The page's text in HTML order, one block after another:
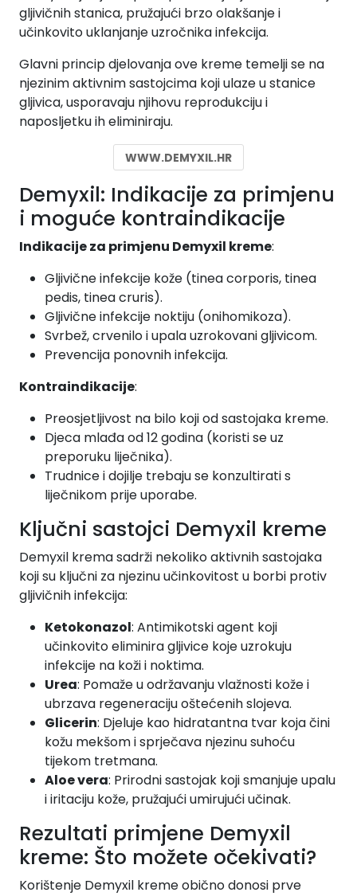
gljivičnih stanica, pružajući brzo olakšanje i
učinkovito uklanjanje uzročnika infekcija.
Glavni princip djelovanja ove kreme temelji se na
njezinim aktivnim sastojcima koji ulaze u stanice
gljivica, usporavaju njihovu reprodukciju i
naposljetku ih eliminiraju.
WWW.DEMYXIL.HR
Demyxil: Indikacije za primjenu
i moguće kontraindikacije
Indikacije za primjenu Demyxil kreme:
Gljivične infekcije kože (tinea corporis, tinea
pedis, tinea cruris).
Gljivične infekcije noktiju (onihomikoza).
Svrbež, crvenilo i upala uzrokovani gljivicom.
Prevencija ponovnih infekcija.
Kontraindikacije:
Preosjetljivost na bilo koji od sastojaka kreme.
Djeca mlađa od 12 godina (koristi se uz
preporuku liječnika).
Trudnice i dojilje trebaju se konzultirati s
liječnikom prije uporabe.
Ključni sastojci Demyxil kreme
Demyxil krema sadrži nekoliko aktivnih sastojaka
koji su ključni za njezinu učinkovitost u borbi protiv
gljivičnih infekcija:
Ketokonazol: Antimikotski agent koji
učinkovito eliminira gljivice koje uzrokuju
infekcije na koži i noktima.
Urea: Pomaže u održavanju vlažnosti kože i
ubrzava regeneraciju oštećenih slojeva.
Glicerin: Djeluje kao hidratantna tvar koja čini
kožu mekšom i sprječava njezinu suhoću
tijekom tretmana.
Aloe vera: Prirodni sastojak koji smanjuje upalu
i iritaciju kože, pružajući umirujući učinak.
Rezultati primjene Demyxil
kreme: Što možete očekivati?
Korištenje Demyxil kreme obično donosi prve